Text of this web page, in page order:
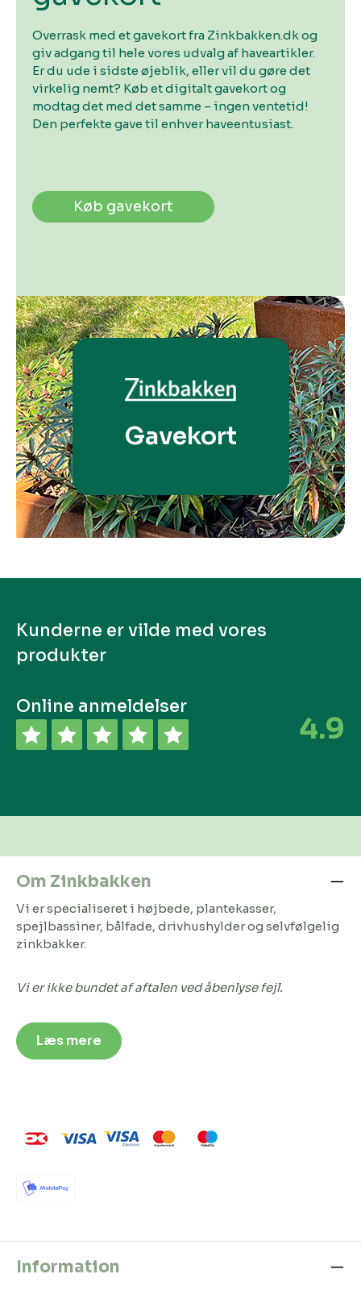
Overrask med et gavekort fra Zinkbakken.dk og
giv adgang til hele vores udvalg af haveartikler.
Er du ude i sidste øjeblik, eller vil du gøre det
virkelig nemt? Køb et digitalt gavekort og
modtag det med det samme – ingen ventetid!
Den perfekte gave til enhver haveentusiast.
Køb gavekort
Gavekort
Kunderne er vilde med vores
produkter
Online anmeldelser
4.9
Om Zinkbakken
Vi er specialiseret i højbede, plantekasser,
spejlbassiner, bålfade, drivhushylder og selvfølgelig
zinkbakker.
Vi er ikke bundet af aftalen ved åbenlyse fejl.
Læs mere
Information